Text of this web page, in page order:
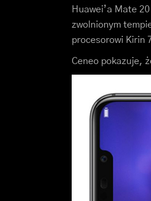
Huawei’a Mate
zwolnionym
procesorowi Kirin
Ceneo pokazuje,